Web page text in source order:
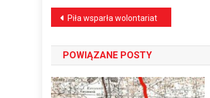
Nawigacja
wpisu
Piła wsparła wolontariat
POWIĄZANE POSTY